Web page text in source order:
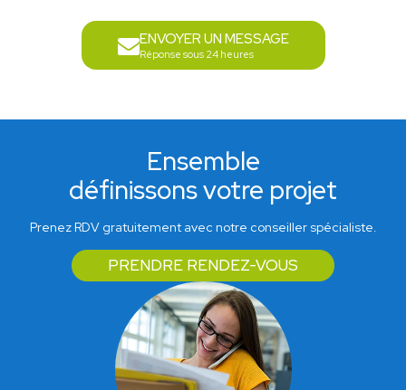
ENVOYER UN MESSAGE
Réponse sous 24 heures
Ensemble
définissons votre projet
Prenez RDV gratuitement avec notre conseiller spécialiste.
PRENDRE RENDEZ-VOUS